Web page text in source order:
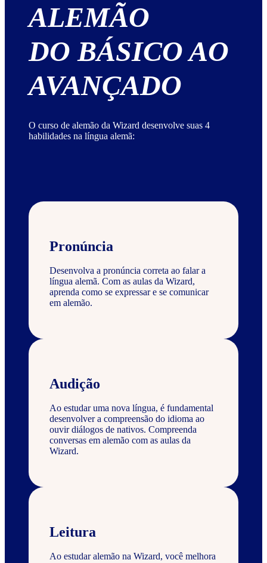
ALEMÃO
DO BÁSICO AO
AVANÇADO
O curso de alemão da Wizard desenvolve suas 4
habilidades na língua alemã:
Pronúncia
Desenvolva a pronúncia correta ao falar a
língua alemã. Com as aulas da Wizard,
aprenda como se expressar e se comunicar
em alemão.
Audição
Ao estudar uma nova língua, é fundamental
desenvolver a compreensão do idioma ao
ouvir diálogos de nativos. Compreenda
conversas em alemão com as aulas da
Wizard.
Leitura
Ao estudar alemão na Wizard, você melhora